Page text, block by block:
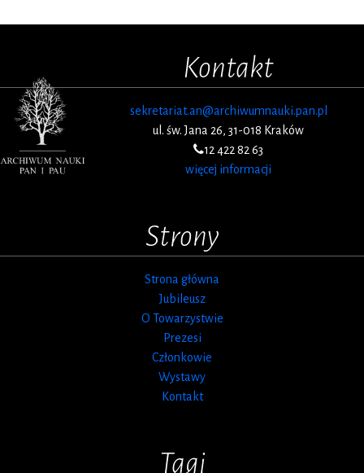
Kontakt
sekretariat.an@archiwumnauki.pan.pl
ul. św. Jana 26, 31-018 Kraków
12 422 82 63
więcej informacji
Strony
Strona główna
Jubileusz
O Towarzystwie
Prezesi
Członkowie
Wystawy
Kontakt
Tagi